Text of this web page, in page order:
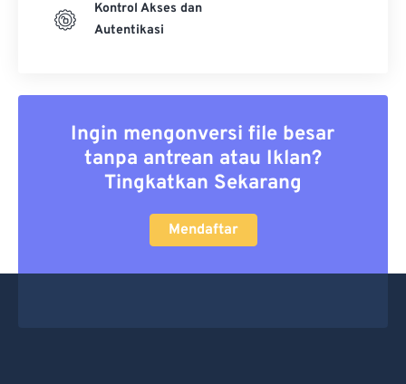
Kontrol Akses dan
Autentikasi
Ingin mengonversi file besar
tanpa antrean atau Iklan?
Tingkatkan Sekarang
Mendaftar